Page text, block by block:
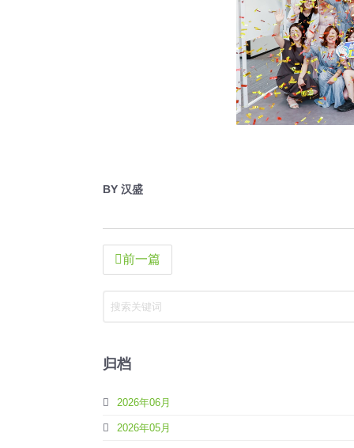
BY 汉盛
前一篇
归档
2026年06月
2026年05月